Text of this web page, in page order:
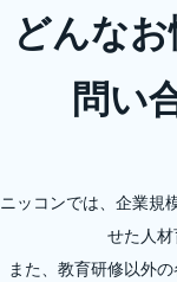
どんな
問い
ニッコンでは、企業規
せた人材
また、教育研修以外